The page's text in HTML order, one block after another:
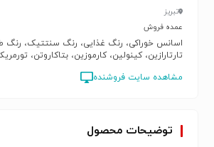
تبریز
عمده فروش
اسانس خوراکی، رنگ غذایی، رنگ سنتتیک، رنگ
تارتارازین، کینولین، کارموزین، بتاکاروتن،
مشاهده سایت فروشنده
توضیحات محصول